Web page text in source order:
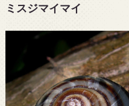
ミスジマイマイ